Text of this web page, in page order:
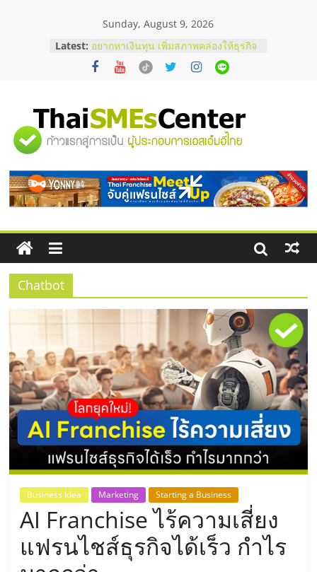
Sunday, August 9, 2026
Latest: อยากหาเงินทุน เพิ่มสภาพคล่องให้ธุรกิจ
เริ่มยังไงให้ผ่านฉลุย
สัมมนาออนไลน์ โอกาสบริหารสถานี
ThaiFranchise Meet Up จับคู่แฟรน
ไชส์ ครั้งที่ 8
ร้านเครื่องเสียงคุณภาพสูง พร้อม
บริษัท Cybersecurity ในไทยที่ไหนดี?
วิธีเลือกผู้ให้บริการให้คุ้มค่าและตอบ
โจทย์ธุรกิจ
"ศูนย์
รวม
ข้อมูล
ธุรกิจ
SME
แห่ง
ประเทศไทย,
ThaiSMEsCenter,
รวม
ธุรกิจ
เอ
Chatbot
Business Idea Marketing Starting a Business
AI Franchise ไร้ความเสี่ยง
แฟรนไชส์ธุรกิจได้เร็ว กำไร